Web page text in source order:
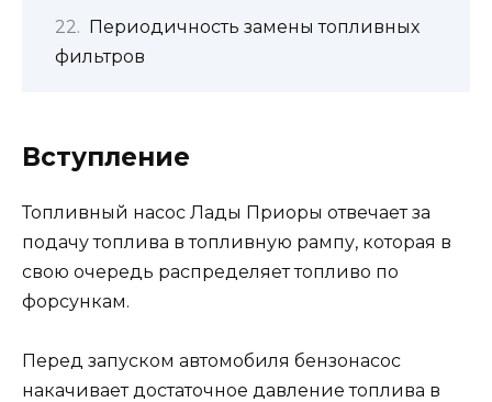
Периодичность замены топливных
фильтров
Вступление
Топливный насос Лады Приоры отвечает за
подачу топлива в топливную рампу, которая в
свою очередь распределяет топливо по
форсункам.
Перед запуском автомобиля бензонасос
накачивает достаточное давление топлива в